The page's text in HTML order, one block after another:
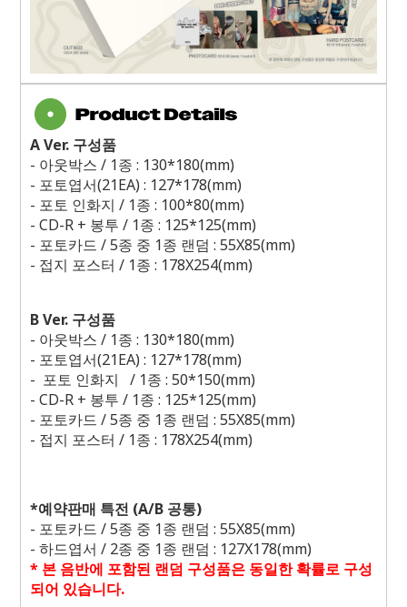
A Ver. 구성품
- 아웃박스 / 1종 : 130*180(mm)
- 포토엽서(21EA) : 127*178(mm)
- 포토 인화지 / 1종 : 100*80(mm)
- CD-R + 봉투 / 1종 : 125*125(mm)
- 포토카드 / 5종 중 1종 랜덤 : 55X85(mm)
- 접지 포스터 / 1종 : 178X254(mm)
B Ver. 구성품
- 아웃박스 / 1종 : 130*180(mm)
- 포토엽서(21EA) : 127*178(mm)
- 포토 인화지 / 1종 : 50*150(mm)
- CD-R + 봉투 / 1종 : 125*125(mm)
- 포토카드 / 5종 중 1종 랜덤 : 55X85(mm)
- 접지 포스터 / 1종 : 178X254(mm)
*예약판매 특전 (A/B 공통)
- 포토카드 / 5종 중 1종 랜덤 : 55X85(mm)
- 하드엽서 / 2종 중 1종 랜덤 : 127X178(mm)
* 본 음반에 포함된 랜덤 구성품은 동일한 확률로 구성
되어 있습니다.